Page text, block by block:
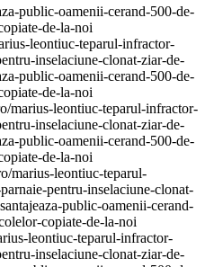
public-oamenii-cerand-500-de-
de-la-noi
leontiuc-teparul-infractor-
inselaciune-clonat-ziar-de-
public-oamenii-cerand-500-de-
de-la-noi
marius-leontiuc-teparul-infractor-
inselaciune-clonat-ziar-de-
public-oamenii-cerand-500-de-
de-la-noi
marius-leontiuc-teparul-
pentru-inselaciune-clonat-
public-oamenii-cerand-
copiate-de-la-noi
leontiuc-teparul-infractor-
inselaciune-clonat-ziar-de-